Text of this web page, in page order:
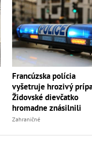
Francúzska polícia
vyšetruje hrozivý
Židovské dievčatko
hromadne znásilnili
Zahraničné